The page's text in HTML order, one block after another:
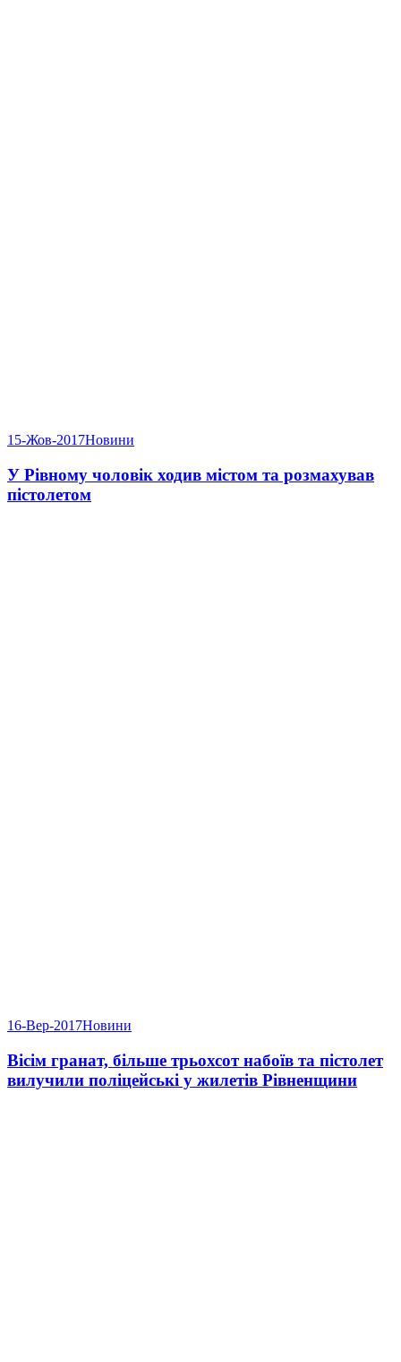
15-Жов-2017Новини
У Рівному чоловік ходив містом та розмахував
пістолетом
16-Вер-2017Новини
Вісім гранат, більше трьохсот набоїв та пістолет
вилучили поліцейські у жилетів Рівненщини